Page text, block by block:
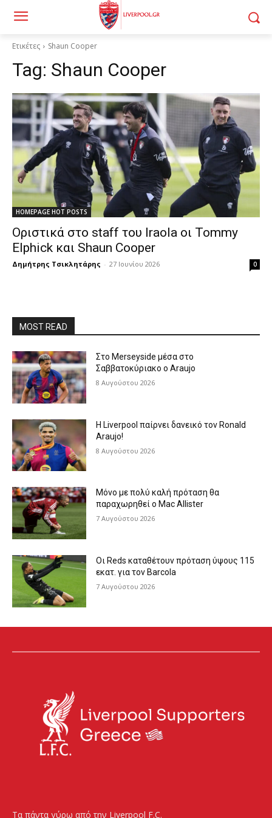
Ετικέτες Shaun Cooper
Tag: Shaun Cooper
HOMEPAGE HOT POSTS
Οριστικά στο staff του Iraola οι Tommy
Elphick και Shaun Cooper
Δημήτρης Τσικλητάρης - 27 Ιουνίου 2026 0
MOST READ
Στο Merseyside μέσα στο
Σαββατοκύριακο ο Araujo
8 Αυγούστου 2026
Η Liverpool παίρνει δανεικό τον Ronald
Araujo!
8 Αυγούστου 2026
Μόνο με πολύ καλή πρόταση θα
παραχωρηθεί ο Mac Allister
7 Αυγούστου 2026
Οι Reds καταθέτουν πρόταση ύψους 115
εκατ. για τον Barcola
7 Αυγούστου 2026
Τα πάντα γύρω από την Liverpool F.C.